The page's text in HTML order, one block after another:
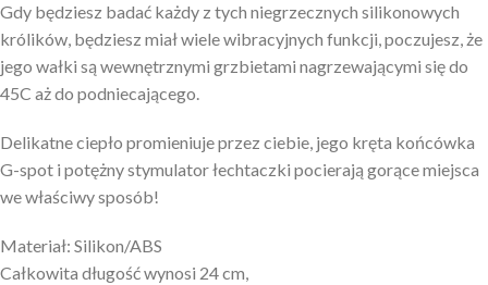
Gdy będziesz badać każdy z tych niegrzecznych silikonowych
królików, będziesz miał wiele wibracyjnych funkcji, poczujesz, że
jego wałki są wewnętrznymi grzbietami nagrzewającymi się do
45C aż do podniecającego.
Delikatne ciepło promieniuje przez ciebie, jego kręta końcówka
G-spot i potężny stymulator łechtaczki pocierają gorące miejsca
we właściwy sposób!
Materiał: Silikon/ABS
Całkowita długość wynosi 24 cm,